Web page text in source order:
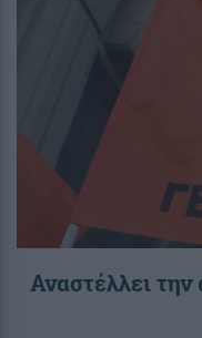
Αναστέλλει